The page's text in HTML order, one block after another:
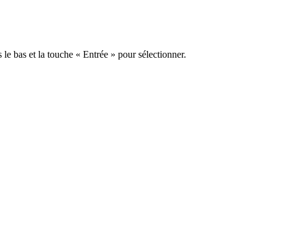
bas et la touche « Entrée » pour sélectionner.